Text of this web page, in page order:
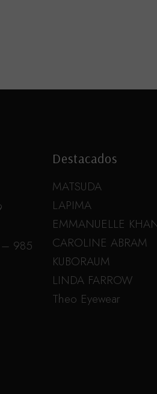
– 985
Destacados
MATSUDA
LAPIMA
EMMANUELLE
CAROLINE ABRAM
KUBORAUM
LINDA FARROW
Theo Eyewear